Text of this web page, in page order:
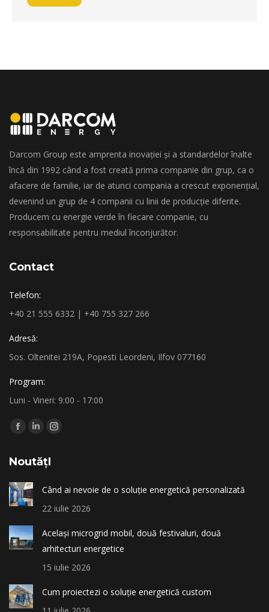
Darcom Group este amprenta inovației și a standardelor înalte
încă din 1992 când a fost creată prima companie din grup, ca o
afacere de familie, iar de atunci compania a crescut exponențial,
devenind un grup de 4 companii cu linii de producție diferite.
Producem cu energie verde în fiecare companie, cu
responsabilitate pentru mediul înconjurător.
Contact
Telefon:
+40 21 555 6332 | +40 755 327 266
Adresă:
Sos. Oltenitei 219A, Popesti Leordeni, Ilfov 077160
Program:
Luni - Vineri: 9:00 - 17:00
Find us on:
Facebook
opens
in
new
window
Linkedin
opens
new
window
Instagram
new
window
NoutățI
Când ai nevoie de o soluție energetică personalizată
22 iulie 2026
Același microgrid mobil, două festivaluri, două
arhitecturi energetice
15 iulie 2026
Cum proiectezi o soluție energetică custom